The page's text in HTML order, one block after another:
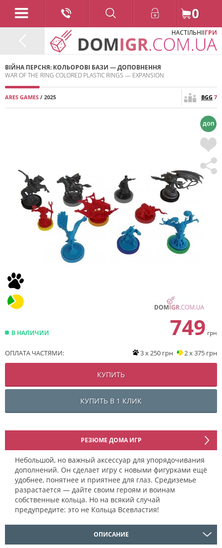
0
НАСТІЛЬНІІГРИ
ВІЙНА ПЕРСНЯ: КОЛЬОРОВІ БАЗИ — ДОПОВНЕННЯ
WAR OF THE RING COLORED PLASTIC RINGS — EXPANSION
ARES GAMES / 2025 BGG 7
ДОП
В НАЛИЧИИ 749 грн
ОПЛАТА ЧАСТЯМИ: 3 x 250 грн 2 x 375 грн
КУПИТЬ
КУПИТЬ В 1 КЛИК
РЕЗЮМЕ ДОМА ИГР
Небольшой, но важный аксессуар для упорядочивания
дополнений. Он сделает игру с новыми фигурками ещё
удобнее, понятнее и приятнее для глаз. Средиземье
разрастается — дайте своим героям и воинам
собственные кольца. Но на всякий случай
предупредите: это не Кольца Всевластия!
ОПИСАНИЕ